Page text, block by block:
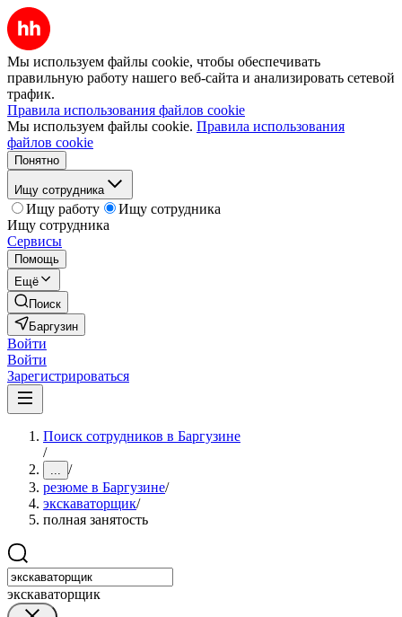
Мы используем файлы cookie, чтобы обеспечивать
правильную работу нашего веб-сайта и анализировать сетевой
трафик.
Правила использования файлов cookie
Мы используем файлы cookie. Правила использования
файлов cookie
Понятно
Ищу сотрудника
Ищу работу
Ищу сотрудника
Ищу сотрудника
Сервисы
Помощь
Ещё
Поиск
Баргузин
Войти
Войти
Зарегистрироваться
Поиск сотрудников в Баргузине
/
... /
резюме в Баргузине/
экскаваторщик/
полная занятость
экскаваторщик